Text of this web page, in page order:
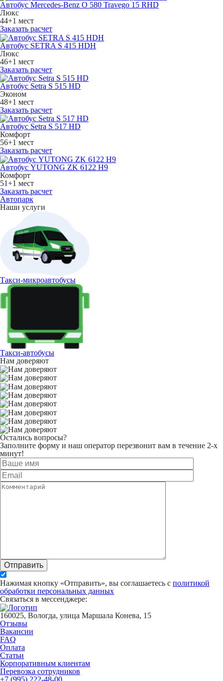
Автобус Mercedes-Benz O 580 Travego 15 RHD
Люкс
44+1 мест
Заказать расчет
Автобус SETRA S 415 HDH
Люкс
46+1 мест
Заказать расчет
Автобус Setra S 515 HD
Эконом
48+1 мест
Заказать расчет
Автобус Setra S 517 HD
Комфорт
56+1 мест
Заказать расчет
Автобус YUTONG ZK 6122 H9
Комфорт
51+1 мест
Заказать расчет
Автопарк
Наши услуги
Такси-микроавтобусы
Такси-автобусы
Нам доверяют
Остались вопросы?
Заполните форму и наш оператор перезвонит вам в течение 2-х
минут!
Отправить
Нажимая кнопку «Отправить», вы соглашаетесь с политикой
обработки персональных данных
Связаться в мессенджере:
160025, Вологда, улица Маршала Конева, 15
Отзывы
Вакансии
FAQ
Оплата
Статьи
Корпоративным клиентам
Перевозка сотрудников